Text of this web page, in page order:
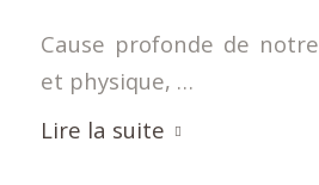
Cause profonde de
et physique, …
Lire la suite